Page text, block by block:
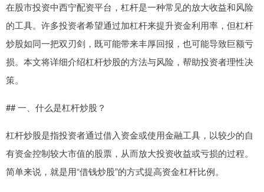
在股市投资中西宁配资平台，杠杆是一种常见的放大收益和风险
的工具。许多投资者希望通过加杠杆来提升资金利用率，但杠杆
炒股如同一把双刃剑，既可能带来丰厚回报，也可能导致巨额亏
损。本文将详细介绍杠杆炒股的方法与风险，帮助投资者理性决
策。
## 一、什么是杠杆炒股？
杠杆炒股是指投资者通过借入资金或使用金融工具，以较少的自
有资金控制较大市值的股票，从而放大投资收益或亏损的过程。
简单来说，就是用“借钱炒股”的方式提高资金杠杆比例。